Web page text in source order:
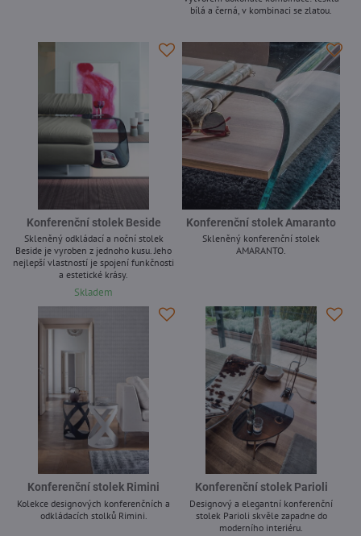
bílá a černá, v kombinaci se zlatou.
Konferenční stolek Beside
Skleněný odkládací a noční stolek
Beside je vyroben z jednoho kusu. Jeho
nejlepší vlastností je spojení funkčnosti
a estetické krásy.
Skladem
Konferenční stolek Amaranto
Skleněný konferenční stolek
AMARANTO.
Konferenční stolek Rimini
Kolekce designových konferenčních a
odkládacích stolků Rimini.
Konferenční stolek Parioli
Designový a elegantní konferenční
stolek Parioli skvěle zapadne do
moderního interiéru.